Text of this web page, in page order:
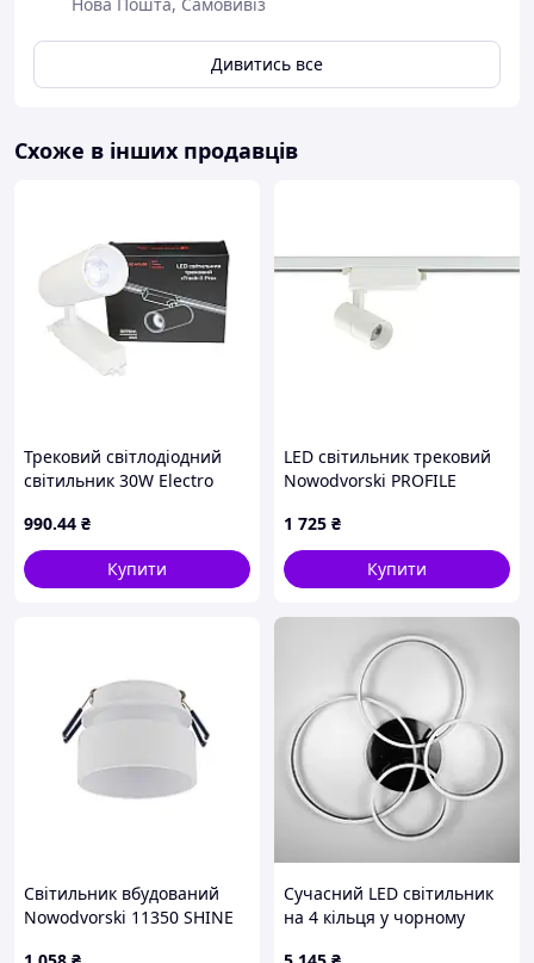
Дивитись все
Схоже в інших продавців
Трековий світлодіодний
світильник 30W Electro
плафоном 4000К білий IP20
Track-3 Pro
990.44 ₴
Купити
LED світильник трековий
Nowodvorski PROFILE
1 725 ₴
Купити
Світильник вбудований
Nowodvorski 11350 SHINE
Сучасний LED світильник
на 4 кільця у чорному